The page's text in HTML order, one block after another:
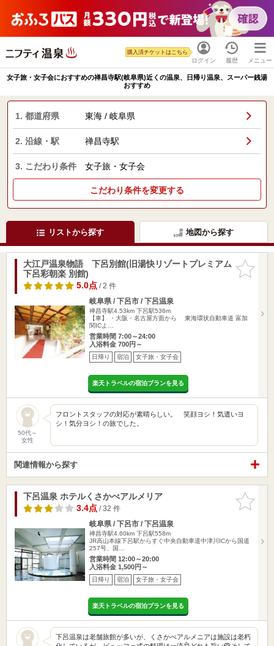
ログイン
購入済チケットはこちら
履歴 メニュー
女子旅・女子会におすすめの禅昌寺駅(岐阜県)近くの温泉、日帰り温泉、スーパー銭湯
おすすめ
1. 都道府県 東海 / 岐阜県
2. 沿線・駅 禅昌寺駅
3. こだわり条件 女子旅・女子会
こだわり条件を変更する
リストから探す 地図から探す
お気に入
りに追加
大江戸温泉物語 下呂別館(旧湯快リゾートプレミアム
下呂彩朝楽 別館)
5.0点/ 2 件
岐阜県 / 下呂市 / 下呂温泉
禅昌寺駅4.53km 下呂駅536m
【車】 ・大阪・名古屋方面から 東海環状自動車道 富加
関ICよ…
営業時間 7:00～24:00
入浴料金 700円～
日帰り 宿泊 女子旅・女子会
楽天トラベルの宿泊プランを見る
50代～
女性
フロントスタッフの対応が素晴らしい。 笑顔ヨシ！気遣いヨ
シ！気分ヨシ！の旅でした。
関連情報から探す
お気に入
りに追加
下呂温泉 ホテルくさかべアルメリア
3.4点/ 32 件
岐阜県 / 下呂市 / 下呂温泉
禅昌寺駅4.60km 下呂駅558m
JR高山本線下呂駅からすぐ中央自動車道中津川ICから国道
257号、国…
営業時間 12:00～20:00
入浴料金 1,500円～
日帰り 宿泊 女子旅・女子会
楽天トラベルの宿泊プランを見る
下呂温泉は老舗旅館が多いが、くさかべアルメニアは施設は老朽